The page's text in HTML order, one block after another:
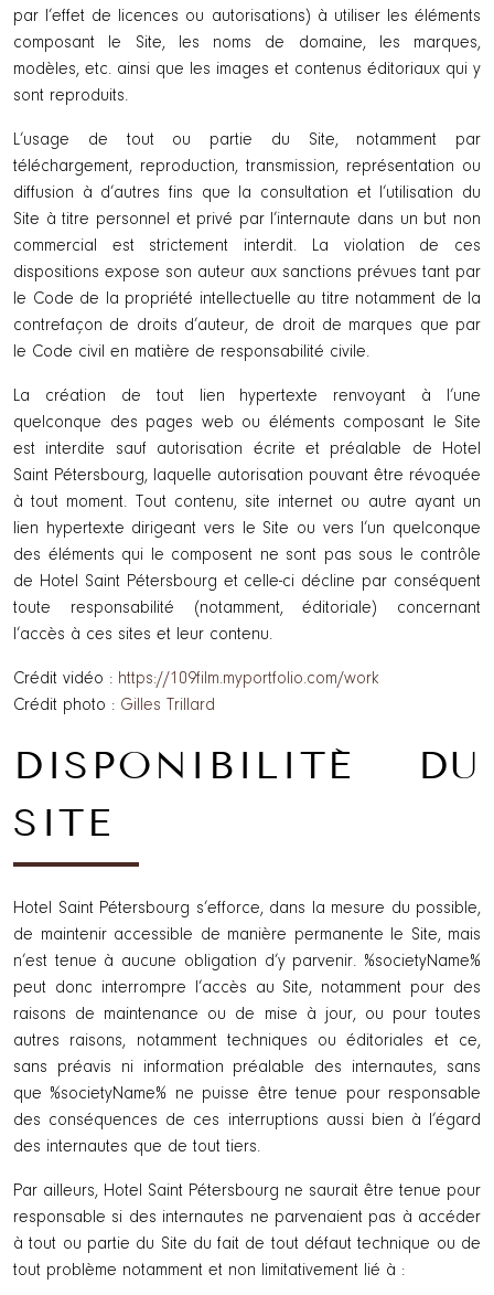
par l’effet de licences ou autorisations) à utiliser les éléments
composant le Site, les noms de domaine, les marques,
modèles, etc. ainsi que les images et contenus éditoriaux qui y
sont reproduits.
L’usage de tout ou partie du Site, notamment par
téléchargement, reproduction, transmission, représentation ou
diffusion à d’autres fins que la consultation et l’utilisation du
Site à titre personnel et privé par l’internaute dans un but non
commercial est strictement interdit. La violation de ces
dispositions expose son auteur aux sanctions prévues tant par
le Code de la propriété intellectuelle au titre notamment de la
contrefaçon de droits d’auteur, de droit de marques que par
le Code civil en matière de responsabilité civile.
La création de tout lien hypertexte renvoyant à l’une
quelconque des pages web ou éléments composant le Site
est interdite sauf autorisation écrite et préalable de Hotel
Saint Pétersbourg, laquelle autorisation pouvant être révoquée
à tout moment. Tout contenu, site internet ou autre ayant un
lien hypertexte dirigeant vers le Site ou vers l’un quelconque
des éléments qui le composent ne sont pas sous le contrôle
de Hotel Saint Pétersbourg et celle-ci décline par conséquent
toute responsabilité (notamment, éditoriale) concernant
l’accès à ces sites et leur contenu.
Crédit vidéo : https://109film.myportfolio.com/work
Crédit photo : Gilles Trillard
DISPONIBILITÉ DU
SITE
Hotel Saint Pétersbourg s’efforce, dans la mesure du possible,
de maintenir accessible de manière permanente le Site, mais
n’est tenue à aucune obligation d’y parvenir. %societyName%
peut donc interrompre l’accès au Site, notamment pour des
raisons de maintenance ou de mise à jour, ou pour toutes
autres raisons, notamment techniques ou éditoriales et ce,
sans préavis ni information préalable des internautes, sans
que %societyName% ne puisse être tenue pour responsable
des conséquences de ces interruptions aussi bien à l’égard
des internautes que de tout tiers.
Par ailleurs, Hotel Saint Pétersbourg ne saurait être tenue pour
responsable si des internautes ne parvenaient pas à accéder
à tout ou partie du Site du fait de tout défaut technique ou de
tout problème notamment et non limitativement lié à :